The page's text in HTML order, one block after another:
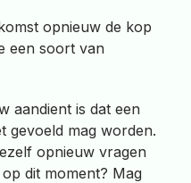
opnieuw de kop
een soort van
aandient is dat een
gevoeld mag worden.
opnieuw vragen
dit moment? Mag